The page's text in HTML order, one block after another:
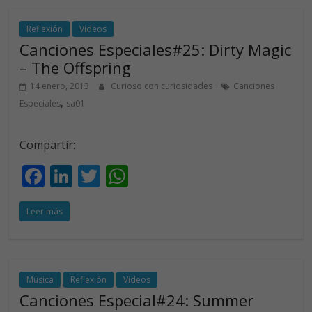
o
o
k
dI
n p
p
Reflexión Videos
Canciones Especiales#25: Dirty Magic
– The Offspring
14 enero, 2013 Curioso con curiosidades
Canciones
Especiales, sa01
Compartir:
F
ac
e
o
o
Li
dI
n
T
A
p
Leer más
Música Reflexión Videos
Canciones Especial#24: Summer